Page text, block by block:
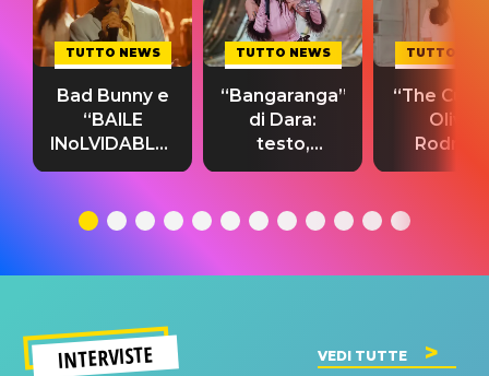
TUTTO NEWS
Bad Bunny e
“BAILE
INoLVIDABLE”:
testo,
significato
TUTTO NEWS
“Bangaranga”
di Dara:
testo,
traduzione e
del singolo
TUTTO
“The
Olivia
testo,
INTERVISTE VEDI TUTTE